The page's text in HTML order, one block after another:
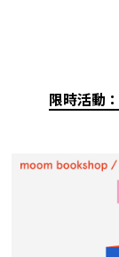
限時活動